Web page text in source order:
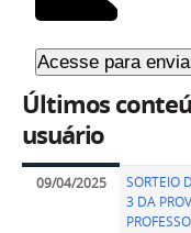
Últimos
usuário
09/04/2025
SORTEIO
3 DA